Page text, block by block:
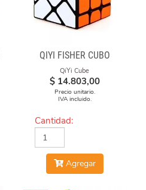
QIYI FISHER CUBO
QiYi Cube
$ 14.803,00
Precio unitario.
IVA incluido.
Cantidad:
Agregar